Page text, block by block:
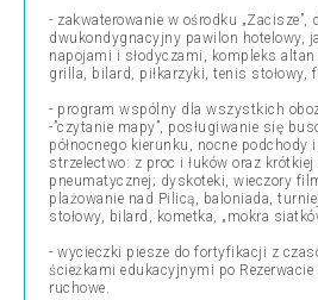
- zakwaterowanie w ośrodku „Zacisze”,
dwukondygnacyjny pawilon hotelowy,
napojami i słodyczami, kompleks
grilla, bilard, piłkarzyki, tenis stołowy,
- program wspólny dla wszystkich
-”czytanie mapy”, posługiwanie się
północnego kierunku, nocne podchody
strzelectwo: z proc i łuków oraz krótkiej
pneumatycznej; dyskoteki, wieczory
plażowanie nad Pilicą, baloniada,
stołowy, bilard, kometka, „mokra
- wycieczki piesze do fortyfikacji z
ścieżkami edukacyjnymi po Rezerwacie
ruchowe.